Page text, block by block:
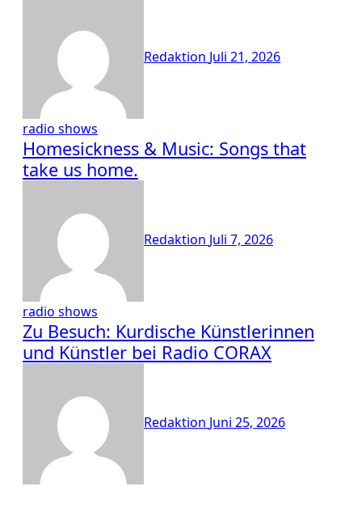
Redaktion Juli 21, 2026
radio shows
Homesickness & Music: Songs that
take us home.
Redaktion Juli 7, 2026
radio shows
Zu Besuch: Kurdische Künstlerinnen
und Künstler bei Radio CORAX
Redaktion Juni 25, 2026